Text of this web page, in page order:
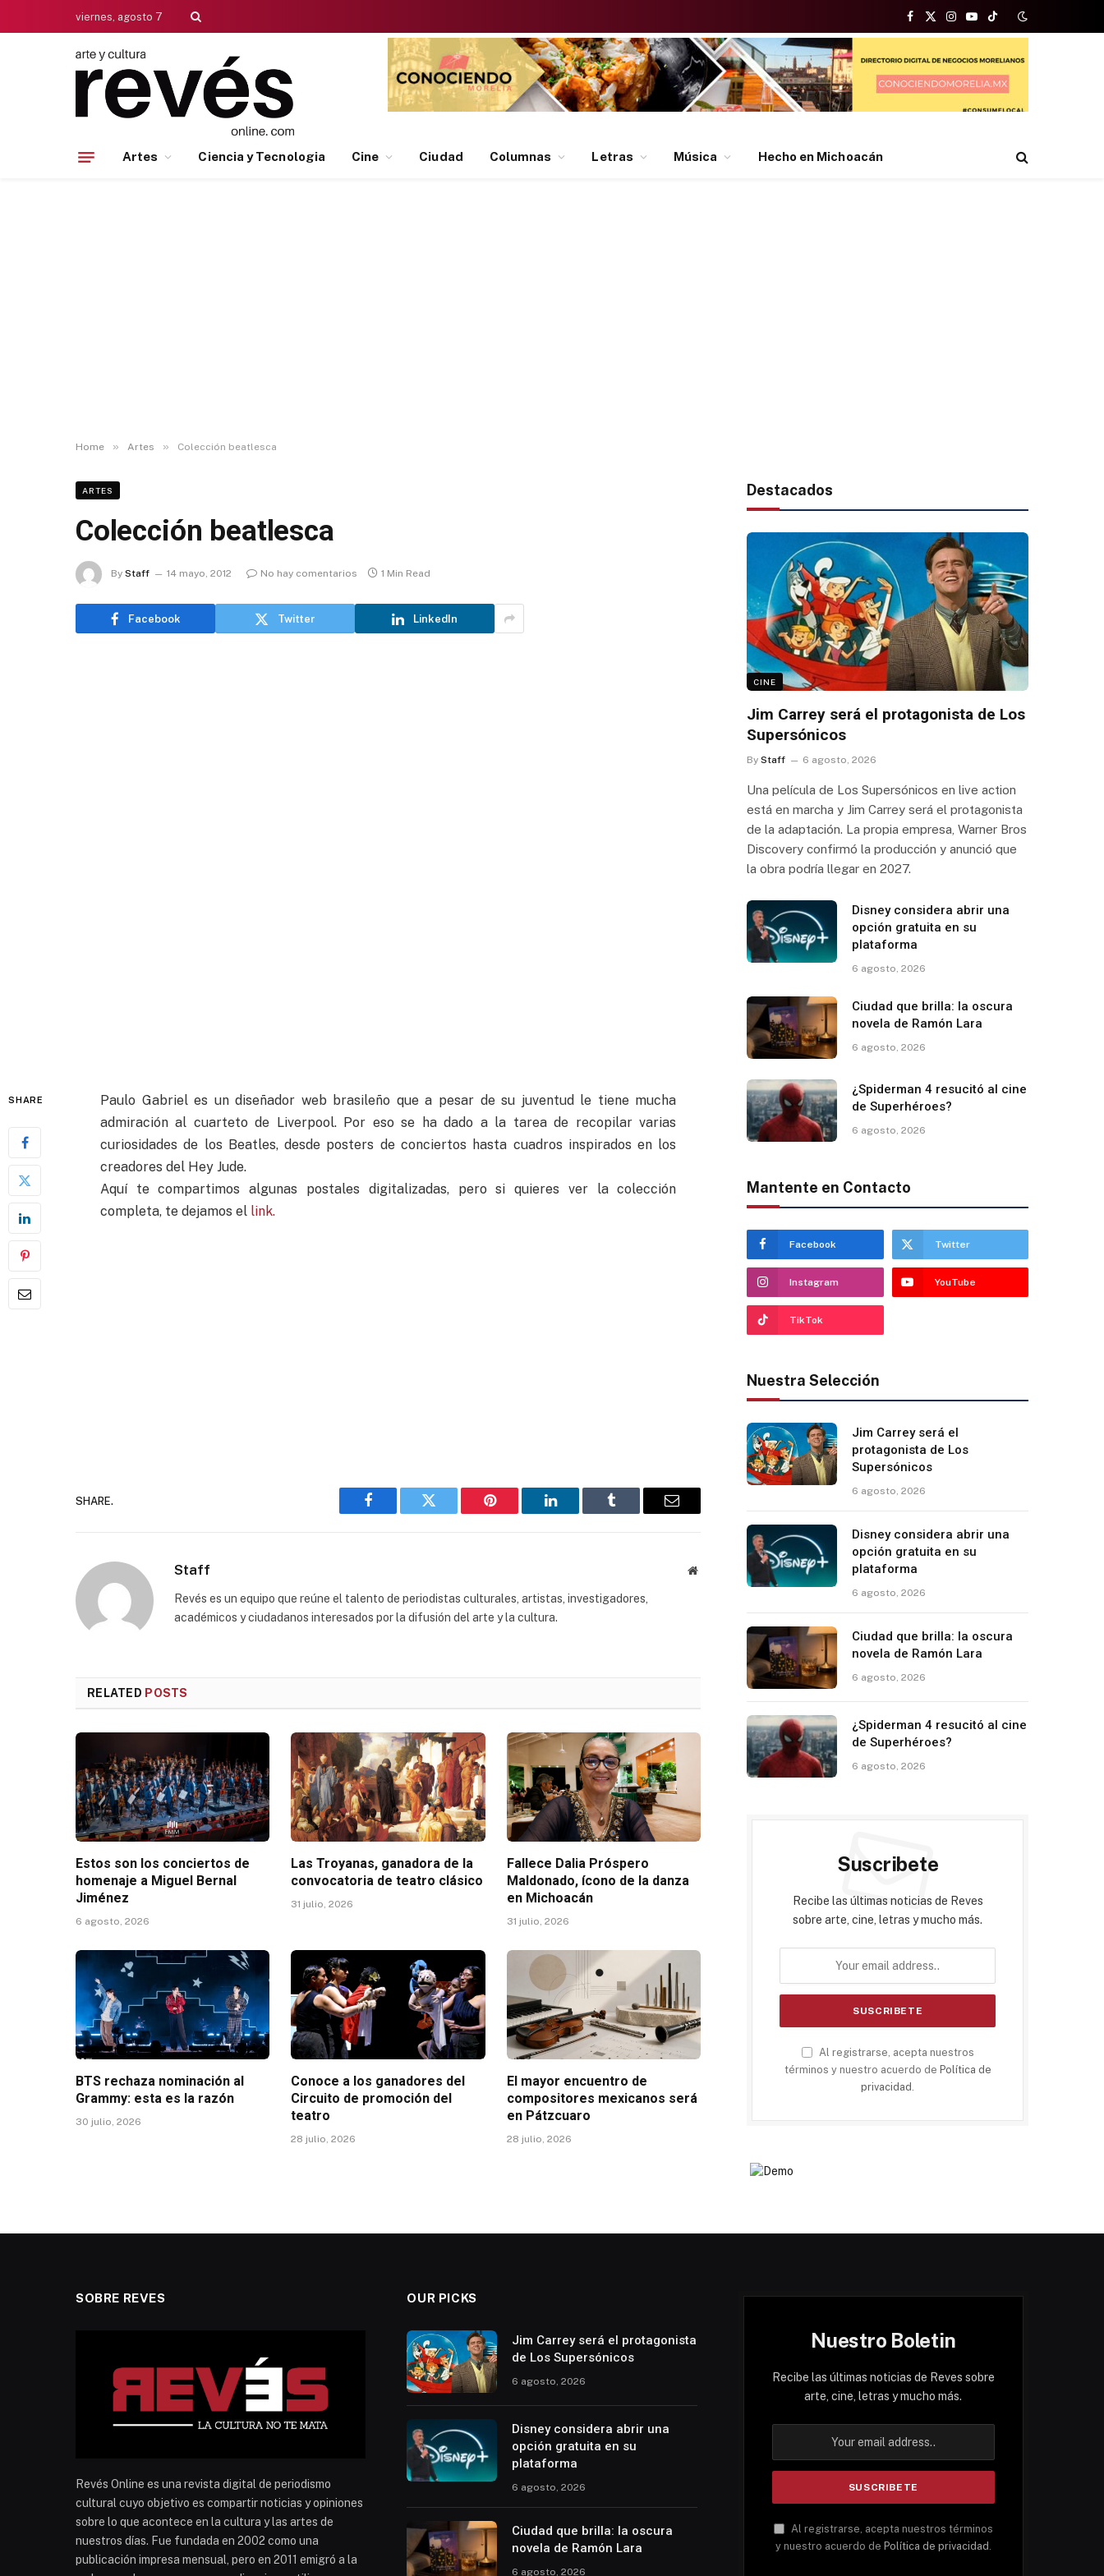
viernes, agosto 7
Facebook
X
(Twitter)
Instagram
YouTubeTikTok
Artes Ciencia y Tecnologia Cine Ciudad Columnas Letras Música Hecho en Michoacán
Home » Artes » Colección beatlesca
ARTES
Colección beatlesca
By Staff 14 mayo, 2012 No hay comentarios 1 Min Read
Facebook Twitter LinkedIn
SHARE
Paulo Gabriel es un diseñador web brasileño que a pesar de su juventud le tiene mucha
admiración al cuarteto de Liverpool. Por eso se ha dado a la tarea de recopilar varias
curiosidades de los Beatles, desde posters de conciertos hasta cuadros inspirados en los
creadores del Hey Jude.
Aquí te compartimos algunas postales digitalizadas, pero si quieres ver la colección
completa, te dejamos ellink.
SHARE.
Facebook Twitter Pinterest LinkedIn Tumblr Email
Staff Website
Revés es un equipo que reúne el talento de periodistas culturales, artistas, investigadores,
académicos y ciudadanos interesados por la difusión del arte y la cultura.
RELATED POSTS
Estos son los conciertos de
homenaje a Miguel Bernal
Jiménez
6 agosto, 2026
Las Troyanas, ganadora de la
convocatoria de teatro clásico
31 julio, 2026
Fallece Dalia Próspero
Maldonado, ícono de la danza
en Michoacán
31 julio, 2026
BTS rechaza nominación al
Grammy: esta es la razón
30 julio, 2026
Conoce a los ganadores del
Circuito de promoción del
teatro
28 julio, 2026
El mayor encuentro de
compositores mexicanos será
en Pátzcuaro
28 julio, 2026
Destacados
CINE
Jim Carrey será el protagonista de Los
Supersónicos
By Staff 6 agosto, 2026
Una película de Los Supersónicos en live action
está en marcha y Jim Carrey será el protagonista
de la adaptación. La propia empresa, Warner Bros
Discovery confirmó la producción y anunció que
la obra podría llegar en 2027.
Disney considera abrir una
opción gratuita en su
plataforma
6 agosto, 2026
Ciudad que brilla: la oscura
novela de Ramón Lara
6 agosto, 2026
¿Spiderman 4 resucitó al cine
de Superhéroes?
6 agosto, 2026
Mantente en Contacto
Facebook Twitter
Instagram YouTube
TikTok
Nuestra Selección
Jim Carrey será el
protagonista de Los
Supersónicos
6 agosto, 2026
Disney considera abrir una
opción gratuita en su
plataforma
6 agosto, 2026
Ciudad que brilla: la oscura
novela de Ramón Lara
6 agosto, 2026
¿Spiderman 4 resucitó al cine
de Superhéroes?
6 agosto, 2026
Suscribete
Recibe las últimas noticias de Reves
sobre arte, cine, letras y mucho más.
Al registrarse, acepta nuestros
términos y nuestro acuerdo de Política de
privacidad
SOBRE REVES
Revés Online es una revista digital de periodismo
cultural cuyo objetivo es compartir noticias y opiniones
sobre lo que acontece en la cultura y las artes de
nuestros días. Fue fundada en 2002 como una
publicación impresa mensual, pero en 2011 emigró a la
OUR PICKS
Jim Carrey será el protagonista
de Los Supersónicos
6 agosto, 2026
Disney considera abrir una
opción gratuita en su
plataforma
6 agosto, 2026
Ciudad que brilla: la oscura
novela de Ramón Lara
6 agosto, 2026
Nuestro Boletin
Recibe las últimas noticias de Reves sobre
arte, cine, letras y mucho más.
Al registrarse, acepta nuestros términos
y nuestro acuerdo de Política de privacidad .